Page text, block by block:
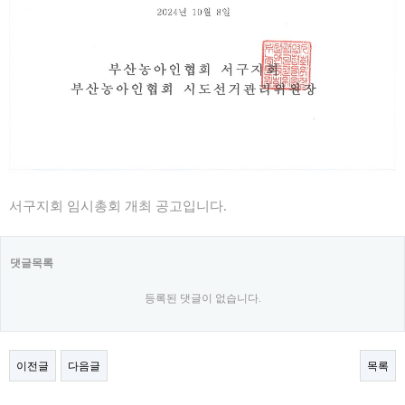
서구지회 임시총회 개최 공고입니다.
댓글목록
등록된 댓글이 없습니다.
이전글 다음글 목록